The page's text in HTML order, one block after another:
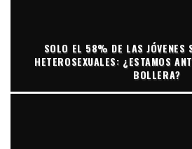
SOLO EL 58% DE LAS JÓVENES
HETEROSEXUALES: ¿ESTAMOS
BOLLERA?